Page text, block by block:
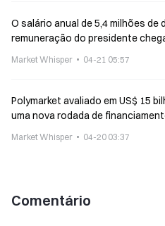
O salário anual de 5,4 milhões de
remuneração do presidente
Market Whisper 04-21 05:57
Polymarket avaliado em US$ 15
uma nova rodada de
Market Whisper 04-20 03:37
Comentário